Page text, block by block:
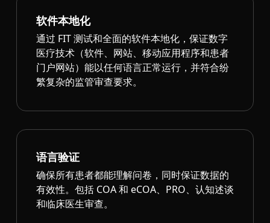
软件本地化
通过 FIT 测试和全面的软件本地化，保证数字
医疗技术（软件、网站、移动应用程序和患者
门户网站）能以任何语言正常运行，并符合纷
繁复杂的监管审查要求。
语言验证
确保所有患者都能理解问卷，同时保证数据的
有效性。包括 COA 和 eCOA、PRO、认知述谈
和临床医生审查。